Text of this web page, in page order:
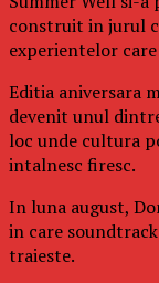
construit in jurul
experientelor
Editia aniversara
devenit unul
loc unde cultura
intalnesc firesc.
In luna august,
in care
traieste.